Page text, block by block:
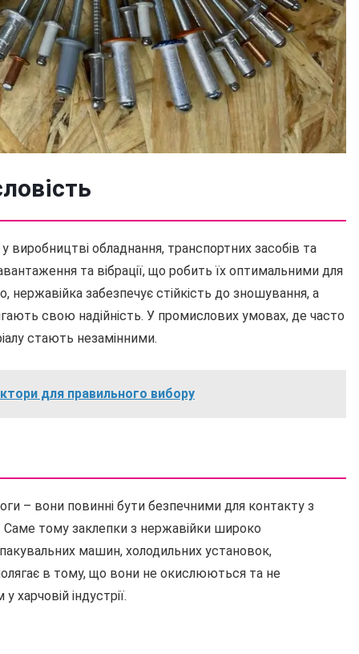
обладнання, транспортних засобів та
та вібрації, що робить їх оптимальними для
нержавійка забезпечує стійкість до зношування, а
свою надійність. У промислових умовах, де часто
стають незамінними.
для правильного вибору
– вони повинні бути безпечними для контакту з
Саме тому заклепки з нержавійки широко
машин, холодильних установок,
в тому, що вони не окислюються та не
індустрії.